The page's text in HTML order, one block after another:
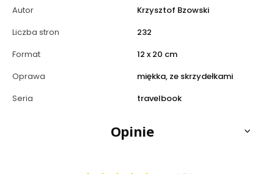
Autor
Krzysztof Bzowski
Liczba stron
232
Format
12 x 20 cm
Oprawa
miękka, ze skrzydełkami
Seria
travelbook
Opinie